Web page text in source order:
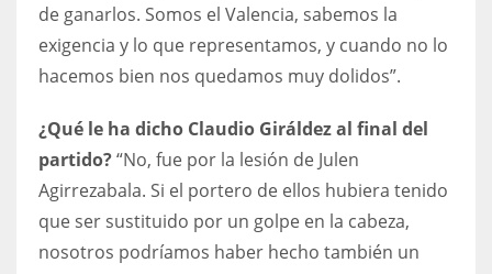
de ganarlos. Somos el Valencia, sabemos la
exigencia y lo que representamos, y cuando no lo
hacemos bien nos quedamos muy dolidos”.
¿Qué le ha dicho Claudio Giráldez al final del
partido?“No, fue por la lesión de Julen
Agirrezabala. Si el portero de ellos hubiera tenido
que ser sustituido por un golpe en la cabeza,
nosotros podríamos haber hecho también un